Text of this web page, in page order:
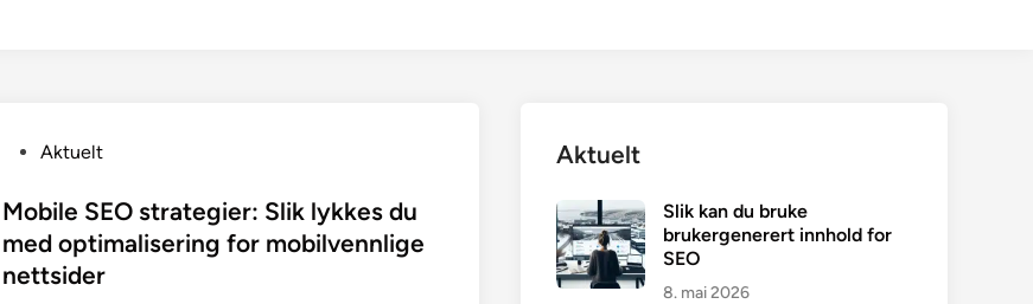
s
t
Aktuelt
Mobile SEO strategier: Slik lykkes du
med optimalisering for mobilvennlige
nettsider
Aktuelt
Slik kan du bruke
brukergenerert innhold for
SEO
8. mai 2026